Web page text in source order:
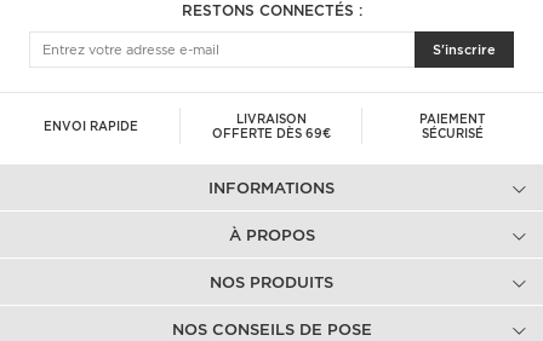
RESTONS CONNECTÉS :
S'inscrire
ENVOI RAPIDE
LIVRAISON
OFFERTE DÈS 69€
PAIEMENT
SÉCURISÉ
INFORMATIONS
À PROPOS
NOS PRODUITS
NOS CONSEILS DE POSE